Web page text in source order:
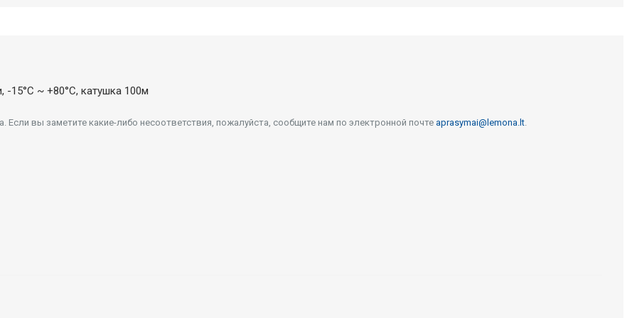
15°C ~ +80°C, катушка 100м
вы заметите какие-либо несоответствия, пожалуйста, сообщите нам по электронной почте aprasymai@lemona.lt.